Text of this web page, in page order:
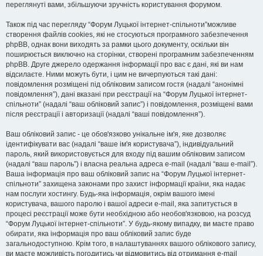
переглянуті вами, збільшуючи зручність користування форумом.
Також під час перегляду “Форум Луцької інтернет-спільноти”можливе
створення файлів cookies, які не стосуються програмного забезпечення
phpBB, однак вони виходять за рамки цього документу, оскільки він
поширюється виключно на сторінки, створені програмним забезпеченням
phpBB. Друге джерело одержання інформації про вас є дані, які ви нам
відсилаєте. Ними можуть бути, і цим не вичерпуються такі дані:
повідомлення розміщені під обліковим записом гостя (надалі “анонімні
повідомлення”), дані вказані при реєстрації на “Форум Луцької інтернет-
спільноти” (надалі “ваш обліковий запис”) і повідомлення, розміщені вами
після реєстрації і авторизації (надалі “ваші повідомлення”).
Ваш обліковий запис - це обов'язково унікальне ім'я, яке дозволяє
ідентифікувати вас (надалі “ваше ім'я користувача”), індивідуальний
пароль, який використовується для входу під вашим обліковим записом
(надалі “ваш пароль”) і власна реальна адреса e-mail (надалі “ваш e-mail”).
Ваша інформація про ваш обліковий запис на “Форум Луцької інтернет-
спільноти” захищена законами про захист інформації країни, яка надає
нам послуги хостингу. Будь-яка інформація, окрім вашого імені
користувача, вашого паролю і вашої адреси e-mail, яка запитується в
процесі реєстрації може бути необхідною або необов'язковою, на розсуд
“Форум Луцької інтернет-спільноти”. У будь-якому випадку, ви маєте право
обирати, яка інформація про ваш обліковий запис буде
загальнодоступною. Крім того, в налаштуваннях вашого облікового запису,
ви маєте можливість погодитись чи відмовитись від отримання e-mail